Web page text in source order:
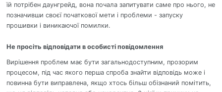
їй потрібен даунгрейд, вона почала запитувати саме про нього, не
позначивши своєї початкової мети і проблеми - запуску
прошивки і виникаючої помилки.
Не просіть відповідати в особисті повідомлення
Вирішення проблем має бути загальнодоступним, прозорим
процесом, під час якого перша спроба знайти відповідь може і
повинна бути виправлена, якщо хтось більш обізнаний помітить,